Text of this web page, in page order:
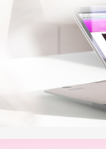
การพัฒนาที่ยั่งยืน
บริการทางการเงิน
ติดต่อเรา
บริการออนไลน์